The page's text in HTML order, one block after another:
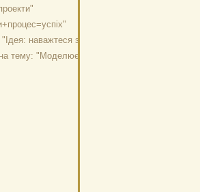
наважтеся змінити страх на відвагу"
тему: "Моделюємо соціально-бібліотечний